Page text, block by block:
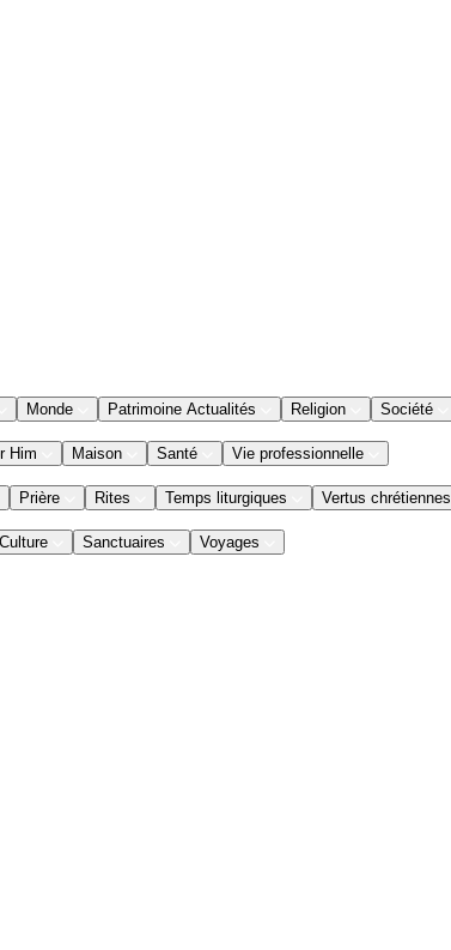
Monde Patrimoine Actualités Religion Société
Him Maison Santé Vie professionnelle
Prière Rites Temps liturgiques Vertus chrétiennes
Sanctuaires Voyages